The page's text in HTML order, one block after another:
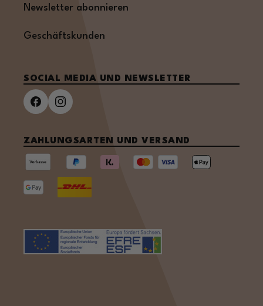
Newsletter abonnieren
Geschäftskunden
SOCIAL MEDIA UND NEWSLETTER
ZAHLUNGSARTEN UND VERSAND